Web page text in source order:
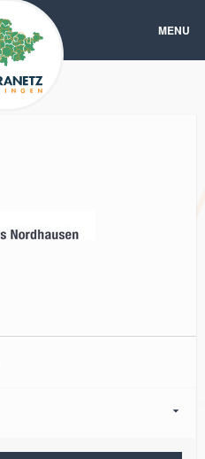
MENU